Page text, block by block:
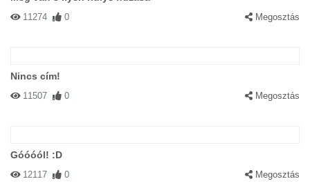
11274 0 Megosztás
Nincs cím!
11507 0 Megosztás
Góóóól! :D
12117 0 Megosztás